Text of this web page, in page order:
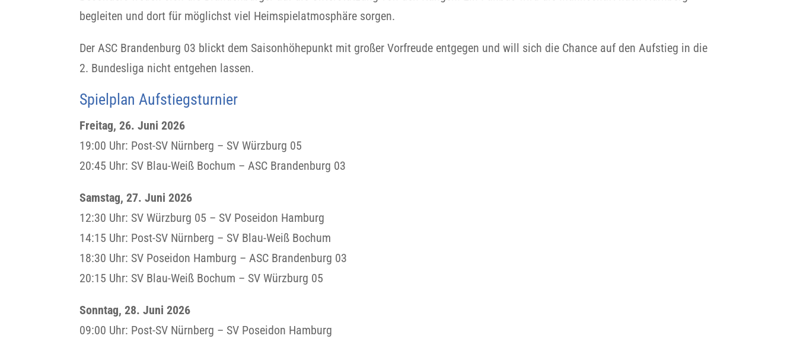
begleiten und dort für möglichst viel Heimspielatmosphäre sorgen.
Der ASC Brandenburg 03 blickt dem Saisonhöhepunkt mit großer Vorfreude entgegen und will sich die Chance auf den Aufstieg in die
2. Bundesliga nicht entgehen lassen.
Spielplan Aufstiegsturnier
Freitag, 26. Juni 2026
19:00 Uhr: Post-SV Nürnberg – SV Würzburg 05
20:45 Uhr: SV Blau-Weiß Bochum – ASC Brandenburg 03
Samstag, 27. Juni 2026
12:30 Uhr: SV Würzburg 05 – SV Poseidon Hamburg
14:15 Uhr: Post-SV Nürnberg – SV Blau-Weiß Bochum
18:30 Uhr: SV Poseidon Hamburg – ASC Brandenburg 03
20:15 Uhr: SV Blau-Weiß Bochum – SV Würzburg 05
Sonntag, 28. Juni 2026
09:00 Uhr: Post-SV Nürnberg – SV Poseidon Hamburg